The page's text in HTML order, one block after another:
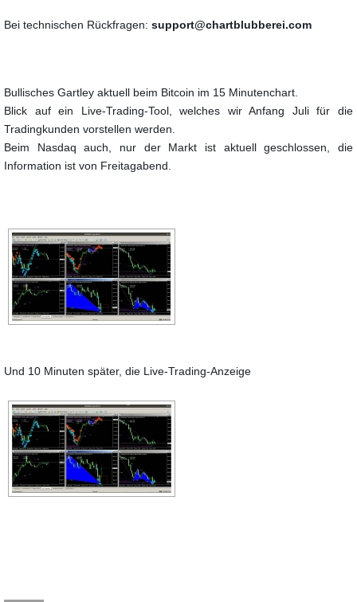
Bei technischen Rückfragen: support@chartblubberei.com
Bullisches Gartley aktuell beim Bitcoin im 15 Minutenchart.
Blick auf ein Live-Trading-Tool, welches wir Anfang Juli für die
Tradingkunden vorstellen werden.
Beim Nasdaq auch, nur der Markt ist aktuell geschlossen, die
Information ist von Freitagabend.
Und 10 Minuten später, die Live-Trading-Anzeige